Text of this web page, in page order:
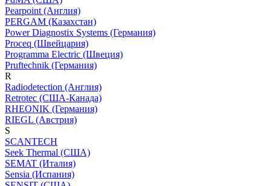
Pearpoint (Англия)
PERGAM (Казахстан)
Power Diagnostix Systems (Германия)
Proceq (Швейцария)
Programma Electric (Швеция)
Pruftechnik (Германия)
R
Radiodetection (Англия)
Retrotec (США-Канада)
RHEONIK (Германия)
RIEGL (Австрия)
S
SCANTECH
Seek Thermal (США)
SEMAT (Италия)
Sensia (Испания)